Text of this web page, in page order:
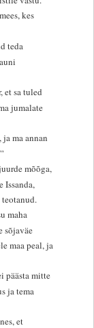
kes
teda
et sa tuled
jumalate
ma annan
mõõga,
Issanda,
maha
sõjaväe
maa peal, ja
päästa mitte
ja tema
et